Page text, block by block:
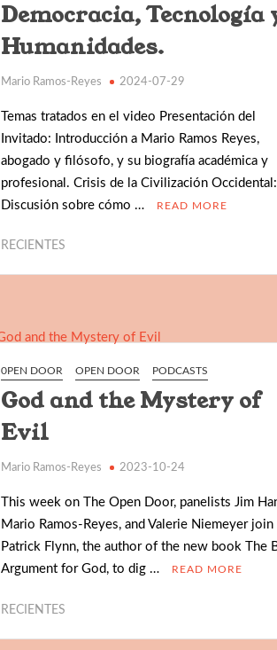
Democracia, Tecnología
Humanidades.
Mario Ramos-Reyes 2024-07-29
Temas tratados en el video Presentación del
Invitado: Introducción a Mario Ramos Reyes,
abogado y filósofo, y su biografía académica y
profesional. Crisis de la Civilización Occidental:
Discusión sobre cómo …
READ MORE
RECIENTES
0PEN DOOR OPEN DOOR PODCASTS
God and the Mystery of
Evil
Mario Ramos-Reyes 2023-10-24
This week on The Open Door, panelists Jim
Mario Ramos-Reyes, and Valerie Niemeyer join
Patrick Flynn, the author of the new book The
Argument for God, to dig …
READ MORE
RECIENTES